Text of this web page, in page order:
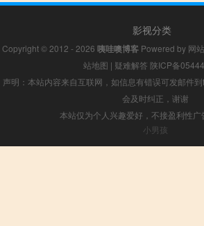
影视分类
Copyright © 2012 - 2026 咦哇噢博客 Powered by 网
站地图 | 疑难解答 陕ICP备
声明：本站内容来自互联网，如信息有错误可发邮件
会及时纠正，谢谢
本站仅为个人兴趣爱好，不接盈利性广
小男孩